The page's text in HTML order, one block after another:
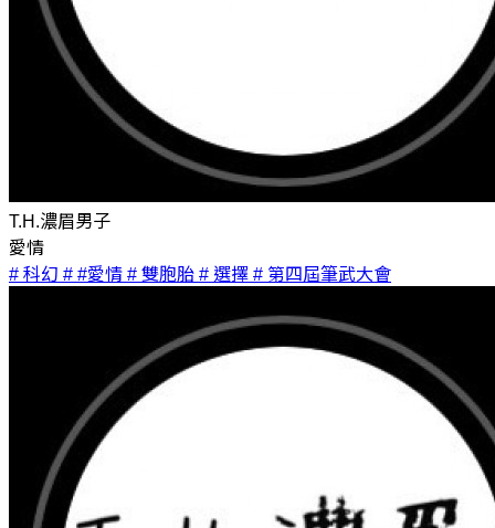
T.H.濃眉男子
愛情
# 科幻 # #愛情 # 雙胞胎 # 選擇 # 第四屆筆武大會